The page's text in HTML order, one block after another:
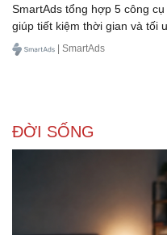
SmartAds tổng hợp 5 công
giúp tiết kiệm thời gian và tối
| SmartAds
ĐỜI SỐNG